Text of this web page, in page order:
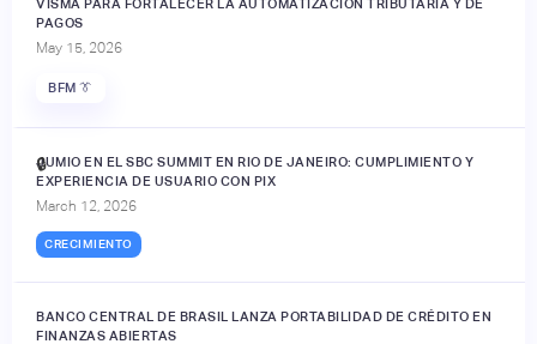
VISMA PARA FORTALECER LA AUTOMATIZACIÓN TRIBUTARIA Y DE
PAGOS
May 15, 2026
BFM 👔
JUMIO EN EL SBC SUMMIT EN RIO DE JANEIRO: CUMPLIMIENTO Y
EXPERIENCIA DE USUARIO CON PIX
March 12, 2026
CRECIMIENTO
🔒
BANCO CENTRAL DE BRASIL LANZA PORTABILIDAD DE CRÉDITO EN
FINANZAS ABIERTAS